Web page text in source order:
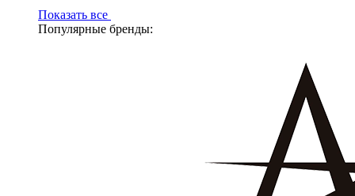
Показать все
Популярные бренды: